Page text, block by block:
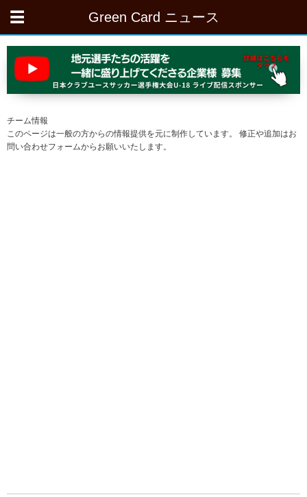
Green Card ニュース
チーム情報
このページは一般の方からの情報提供を元に制作しています。 修正や追加はお
問い合わせフォームからお願いいたします。